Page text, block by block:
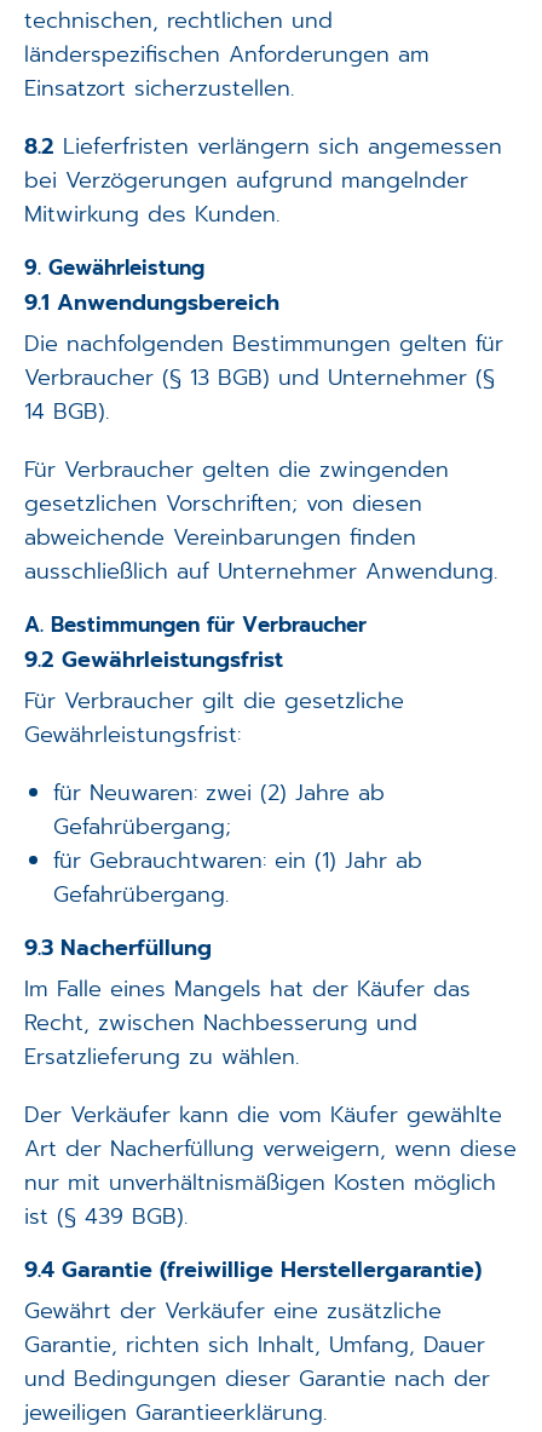
technischen, rechtlichen und
länderspezifischen Anforderungen am
Einsatzort sicherzustellen.
8.2 Lieferfristen verlängern sich angemessen
bei Verzögerungen aufgrund mangelnder
Mitwirkung des Kunden.
9. Gewährleistung
9.1 Anwendungsbereich
Die nachfolgenden Bestimmungen gelten für
Verbraucher (§ 13 BGB) und Unternehmer (§
14 BGB).
Für Verbraucher gelten die zwingenden
gesetzlichen Vorschriften; von diesen
abweichende Vereinbarungen finden
ausschließlich auf Unternehmer Anwendung.
A. Bestimmungen für Verbraucher
9.2 Gewährleistungsfrist
Für Verbraucher gilt die gesetzliche
Gewährleistungsfrist:
für Neuwaren: zwei (2) Jahre ab
Gefahrübergang;
für Gebrauchtwaren: ein (1) Jahr ab
Gefahrübergang.
9.3 Nacherfüllung
Im Falle eines Mangels hat der Käufer das
Recht, zwischen Nachbesserung und
Ersatzlieferung zu wählen.
Der Verkäufer kann die vom Käufer gewählte
Art der Nacherfüllung verweigern, wenn diese
nur mit unverhältnismäßigen Kosten möglich
ist (§ 439 BGB).
9.4 Garantie (freiwillige Herstellergarantie)
Gewährt der Verkäufer eine zusätzliche
Garantie, richten sich Inhalt, Umfang, Dauer
und Bedingungen dieser Garantie nach der
jeweiligen Garantieerklärung.